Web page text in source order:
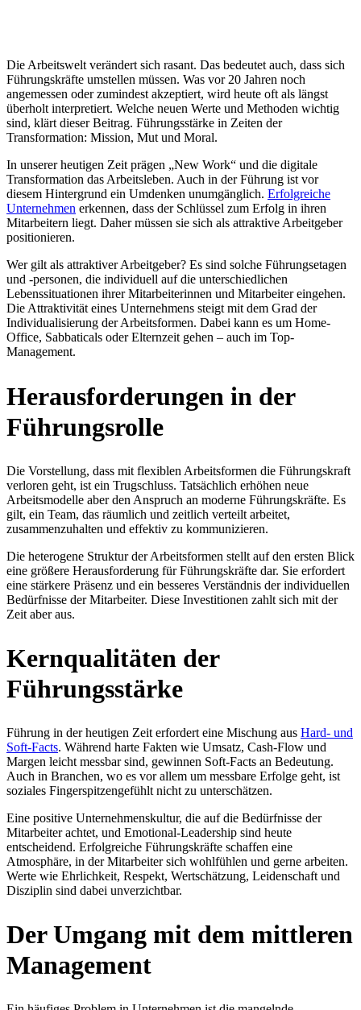
Die Arbeitswelt verändert sich rasant. Das bedeutet auch, dass sich
Führungskräfte umstellen müssen. Was vor 20 Jahren noch
angemessen oder zumindest akzeptiert, wird heute oft als längst
überholt interpretiert. Welche neuen Werte und Methoden wichtig
sind, klärt dieser Beitrag. Führungsstärke in Zeiten der
Transformation: Mission, Mut und Moral.
In unserer heutigen Zeit prägen „New Work“ und die digitale
Transformation das Arbeitsleben. Auch in der Führung ist vor
diesem Hintergrund ein Umdenken unumgänglich. Erfolgreiche
Unternehmen erkennen, dass der Schlüssel zum Erfolg in ihren
Mitarbeitern liegt. Daher müssen sie sich als attraktive Arbeitgeber
positionieren.
Wer gilt als attraktiver Arbeitgeber? Es sind solche Führungsetagen
und -personen, die individuell auf die unterschiedlichen
Lebenssituationen ihrer Mitarbeiterinnen und Mitarbeiter eingehen.
Die Attraktivität eines Unternehmens steigt mit dem Grad der
Individualisierung der Arbeitsformen. Dabei kann es um Home-
Office, Sabbaticals oder Elternzeit gehen – auch im Top-
Management.
Herausforderungen in der
Führungsrolle
Die Vorstellung, dass mit flexiblen Arbeitsformen die Führungskraft
verloren geht, ist ein Trugschluss. Tatsächlich erhöhen neue
Arbeitsmodelle aber den Anspruch an moderne Führungskräfte. Es
gilt, ein Team, das räumlich und zeitlich verteilt arbeitet,
zusammenzuhalten und effektiv zu kommunizieren.
Die heterogene Struktur der Arbeitsformen stellt auf den ersten Blick
eine größere Herausforderung für Führungskräfte dar. Sie erfordert
eine stärkere Präsenz und ein besseres Verständnis der individuellen
Bedürfnisse der Mitarbeiter. Diese Investitionen zahlt sich mit der
Zeit aber aus.
Kernqualitäten der
Führungsstärke
Führung in der heutigen Zeit erfordert eine Mischung aus Hard- und
Soft-Facts. Während harte Fakten wie Umsatz, Cash-Flow und
Margen leicht messbar sind, gewinnen Soft-Facts an Bedeutung.
Auch in Branchen, wo es vor allem um messbare Erfolge geht, ist
soziales Fingerspitzengefühlt nicht zu unterschätzen.
Eine positive Unternehmenskultur, die auf die Bedürfnisse der
Mitarbeiter achtet, und Emotional-Leadership sind heute
entscheidend. Erfolgreiche Führungskräfte schaffen eine
Atmosphäre, in der Mitarbeiter sich wohlfühlen und gerne arbeiten.
Werte wie Ehrlichkeit, Respekt, Wertschätzung, Leidenschaft und
Disziplin sind dabei unverzichtbar.
Der Umgang mit dem mittleren
Management